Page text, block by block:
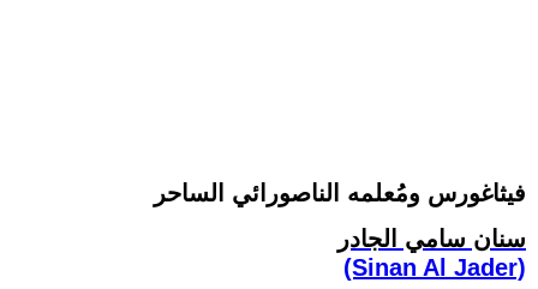
فيثاغورس ومُعلمه الناصورائي الساحر
سنان سامي الجادر
(Sinan Al Jader)